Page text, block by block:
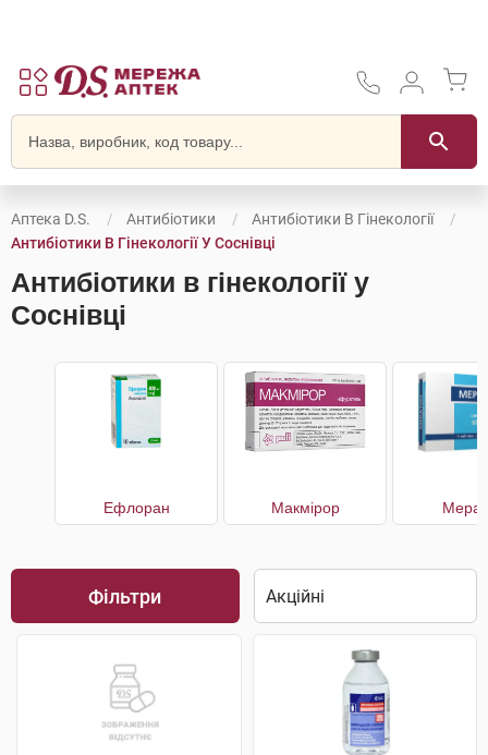
Аптека D.S. Антибіотики
Антибіотики В Гінекології
Антибіотики В Гінекології У Соснівці
Антибіотики в гінекології у
Соснівці
Ефлоран Макмірор
Фільтри